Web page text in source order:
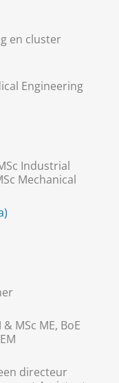
en cluster
Engineering
Industrial
Mechanical
MSc ME, BoE
directeur